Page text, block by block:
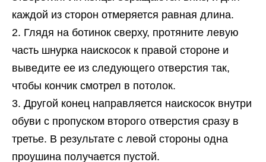
каждой из сторон отмеряется равная длина.
Глядя на ботинок сверху, протяните левую
часть шнурка наискосок к правой стороне и
выведите ее из следующего отверстия так,
чтобы кончик смотрел в потолок.
Другой конец направляется наискосок внутри
обуви с пропуском второго отверстия сразу в
третье. В результате с левой стороны одна
проушина получается пустой.